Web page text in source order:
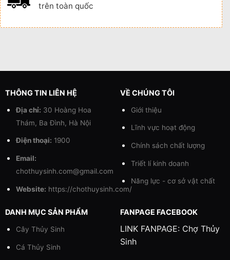
trên toàn quốc
THÔNG TIN LIÊN HỆ
Địa chỉ: 30 Hoàng Hoa
Thám, Ba Đình, Hà Nội
Điện thoại: 1900
Email:
chothuysinh.com@gmail.com
Website: https://chothuysinh.com/
VỀ CHÚNG TÔI
Giới thiệu
Lĩnh vực hoạt động
Chính sách chất lượng
Triết lí kinh doanh
Năng lực - cơ sở vật chất
DANH MỤC SẢN PHẨM
Cây Thủy Sinh
Cá Thủy Sinh
FANPAGE FACEBOOK
LINK FANPAGE: Chợ Thủy
Sinh